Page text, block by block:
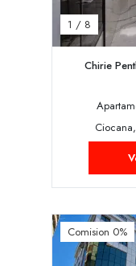
1 / 8
Chirie
Comision 0%